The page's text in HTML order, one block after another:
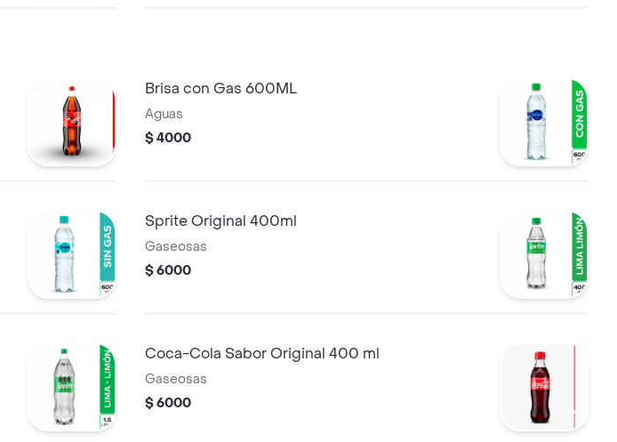
Brisa con Gas 600ML
Aguas
$ 4000
Sprite Original 400ml
Gaseosas
$ 6000
Coca-Cola Sabor Original 400 ml
Gaseosas
$ 6000